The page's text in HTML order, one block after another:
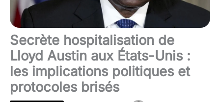
Secrète hospitalisation de
Lloyd Austin aux États-Unis :
les implications politiques et
protocoles brisés